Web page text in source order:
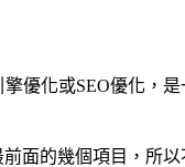
擎優化或SEO優化
面的幾個項目，所